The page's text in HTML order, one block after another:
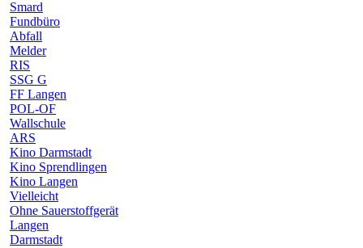
Smard
Fundbüro
Abfall
Melder
RIS
SSG G
FF Langen
POL-OF
Wallschule
ARS
Kino Darmstadt
Kino Sprendlingen
Kino Langen
Vielleicht
Ohne Sauerstoffgerät
Langen
Darmstadt